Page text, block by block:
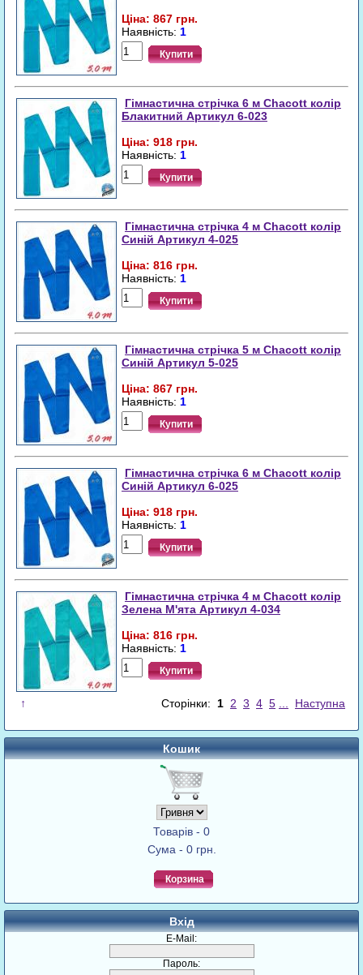
Ціна: 867 грн.
Наявність: 1
Купити
Гімнастична стрічка 6 м Chacott колір
Блакитний Артикул 6-023
Ціна: 918 грн.
Наявність: 1
Купити
Гімнастична стрічка 4 м Chacott колір
Синій Артикул 4-025
Ціна: 816 грн.
Наявність: 1
Купити
Гімнастична стрічка 5 м Chacott колір
Синій Артикул 5-025
Ціна: 867 грн.
Наявність: 1
Купити
Гімнастична стрічка 6 м Chacott колір
Синій Артикул 6-025
Ціна: 918 грн.
Наявність: 1
Купити
Гімнастична стрічка 4 м Chacott колір
Зелена М'ята Артикул 4-034
Ціна: 816 грн.
Наявність: 1
Купити
↑ Сторінки: 1 2 3 4 5 Наступна
Кошик
Товарів - 0
Сума - 0 грн.
Корзина
Вхід
E-Mail:
Пароль: